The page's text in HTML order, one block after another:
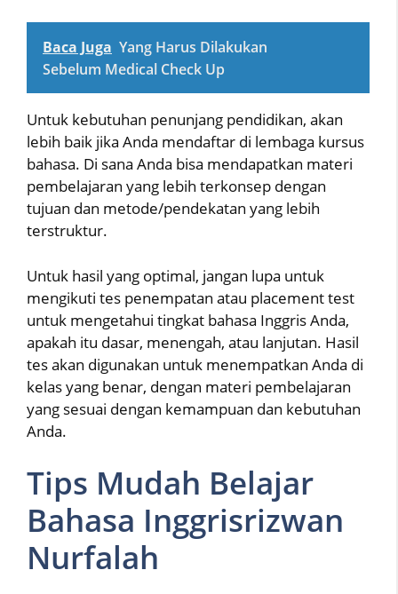
Baca Juga Yang Harus Dilakukan
Sebelum Medical Check Up
Untuk kebutuhan penunjang pendidikan, akan
lebih baik jika Anda mendaftar di lembaga kursus
bahasa. Di sana Anda bisa mendapatkan materi
pembelajaran yang lebih terkonsep dengan
tujuan dan metode/pendekatan yang lebih
terstruktur.
Untuk hasil yang optimal, jangan lupa untuk
mengikuti tes penempatan atau placement test
untuk mengetahui tingkat bahasa Inggris Anda,
apakah itu dasar, menengah, atau lanjutan. Hasil
tes akan digunakan untuk menempatkan Anda di
kelas yang benar, dengan materi pembelajaran
yang sesuai dengan kemampuan dan kebutuhan
Anda.
Tips Mudah Belajar
Bahasa Inggrisrizwan
Nurfalah